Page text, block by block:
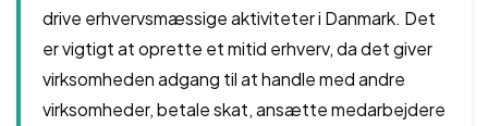
drive erhvervsmæssige aktiviteter i Danmark. Det
er vigtigt at oprette et mitid erhverv, da det giver
virksomheden adgang til at handle med andre
virksomheder, betale skat, ansætte medarbejdere